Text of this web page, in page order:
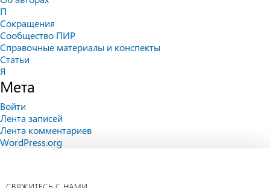
П
Сокращения
Сообщество ПИР
Справочные материалы и конспекты
Статьи
Я
Мета
Войти
Лента записей
Лента комментариев
WordPress.org